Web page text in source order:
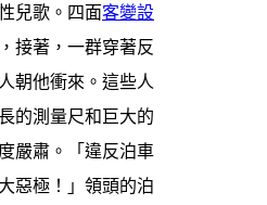
兒歌。四面客變設
接著，一群穿著反
朝他衝來。這些人
的測量尺和巨大的
嚴肅。「違反泊車
惡極！」領頭的泊